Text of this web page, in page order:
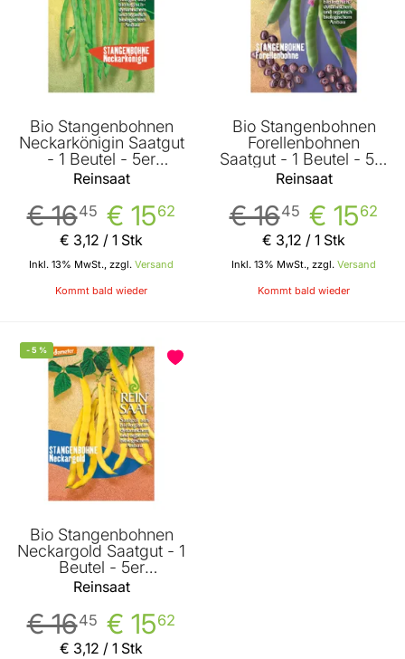
Bio Stangenbohnen
Neckarkönigin Saatgut
- 1 Beutel - 5er
Vorteilspack von
Reinsaat
Reinsaat
€ 1562
€ 1645
Inkl. 13% MwSt., zzgl. Versand
€ 3,12 / 1 Stk
Kommt bald wieder
Bio Stangenbohnen
Forellenbohnen
Saatgut - 1 Beutel - 5er
Vorteilspack von
Reinsaat
Reinsaat
€ 1562
€ 1645
Inkl. 13% MwSt., zzgl. Versand
€ 3,12 / 1 Stk
Kommt bald wieder
-5 %
Bio Stangenbohnen
Neckargold Saatgut - 1
Beutel - 5er
Vorteilspack von
Reinsaat
€ 1562
€ 1645
€ 3,12 / 1 Stk